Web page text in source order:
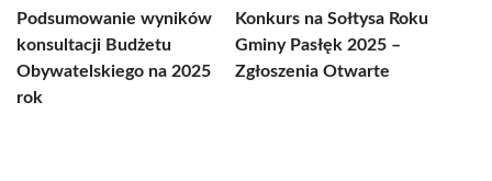
Podsumowanie wyników
konsultacji Budżetu
Obywatelskiego na 2025
rok
Konkurs na Sołtysa Roku
Gminy Pasłęk 2025 –
Zgłoszenia Otwarte